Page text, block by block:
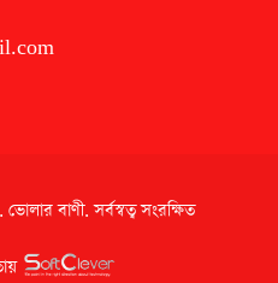
ভোলার বাণী. সর্বস্বত্ব সংরক্ষিত